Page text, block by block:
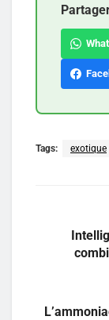
Tags: exotique